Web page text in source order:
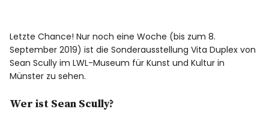
Letzte Chance! Nur noch eine Woche (bis zum 8.
September 2019) ist die Sonderausstellung Vita Duplex von
Sean Scully im LWL-Museum für Kunst und Kultur in
Münster zu sehen.
Wer ist Sean Scully?